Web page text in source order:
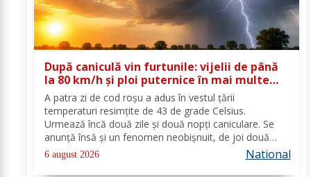
După caniculă vin furtunile: vijelii de până
la 80 km/h și ploi puternice în mai multe
zone
A patra zi de cod roşu a adus în vestul ţării
temperaturi resimţite de 43 de grade Celsius.
Urmează încă două zile şi două nopţi caniculare. Se
anunţă însă şi un fenomen neobişnuit, de joi două
alerte extreme vor fi în vigoare în acelaşi timp în mare
parte din ţară: un cod de caniculă şi unul de...
6 august 2026 National